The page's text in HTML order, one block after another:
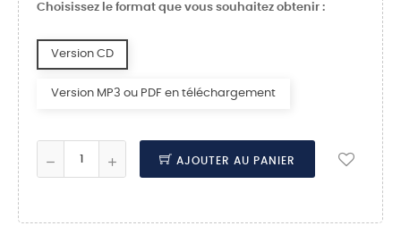
Choisissez le format que vous souhaitez obtenir :
Version CD
Version MP3 ou PDF en téléchargement
AJOUTER AU PANIER